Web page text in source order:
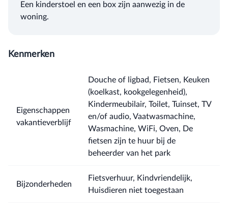
Een kinderstoel en een box zijn aanwezig in de
woning.
Kenmerken
Eigenschappen
vakantieverblijf
Douche of ligbad, Fietsen, Keuken
(koelkast, kookgelegenheid),
Kindermeubilair, Toilet, Tuinset, TV
en/of audio, Vaatwasmachine,
Wasmachine, WiFi, Oven, De
fietsen zijn te huur bij de
beheerder van het park
Bijzonderheden
Fietsverhuur, Kindvriendelijk,
Huisdieren niet toegestaan